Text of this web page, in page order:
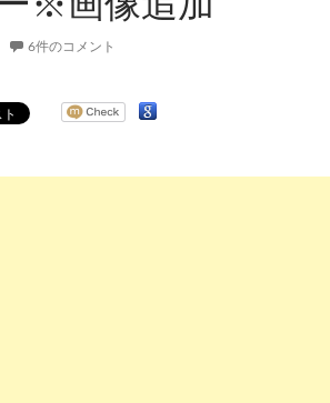
6件のコメント